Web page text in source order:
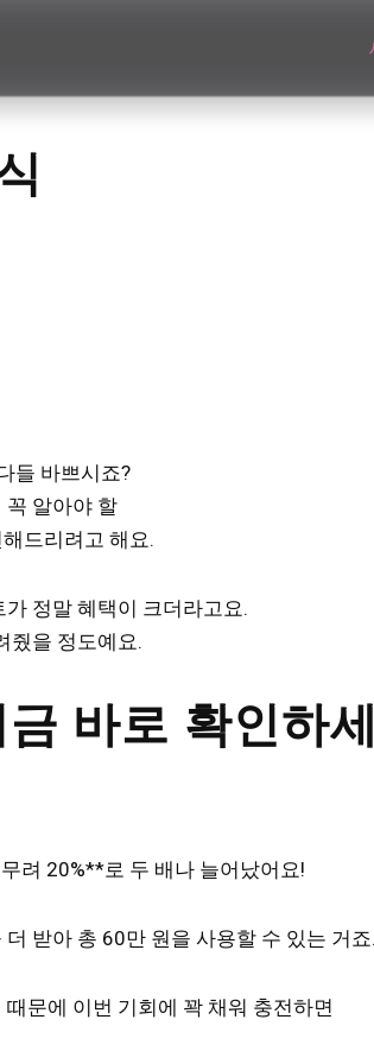
들 바쁘시죠?
꼭 알아야 할
드리려고 해요.
정말 혜택이 크더라고요.
줬을 정도예요.
바로 확인하
려 20%**로 두 배나 늘어났어요!
받아 총 60만 원을 사용할 수 있는 거죠
때문에 이번 기회에 꽉 채워 충전하면